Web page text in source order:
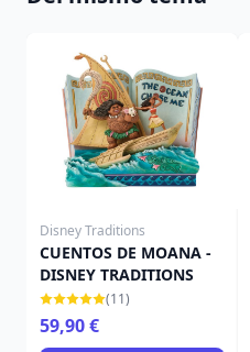
Disney Traditions
CUENTOS DE MOANA -
DISNEY TRADITIONS
(11)
59,90 €